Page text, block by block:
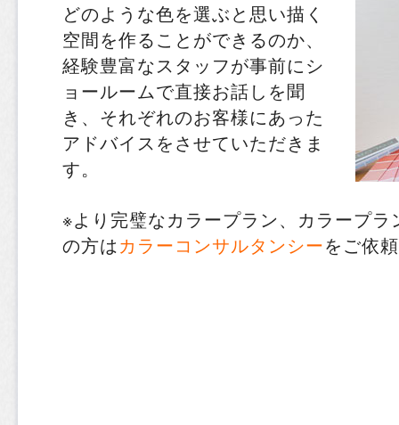
どのような色を選ぶと思い描く
空間を作ることができるのか、
経験豊富なスタッフが事前にシ
ョールームで直接お話しを聞
き、それぞれのお客様にあった
アドバイスをさせていただきま
す。
※より完璧なカラープラン、カラープ
の方はカラーコンサルタンシーをご依